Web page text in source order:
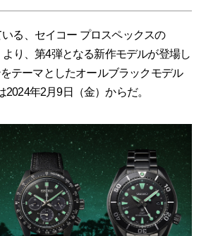
る、セイコー プロスペックスの
より、第4弾となる新作モデルが登場し
テーマとしたオールブラックモデル
年2月9日（金）からだ。